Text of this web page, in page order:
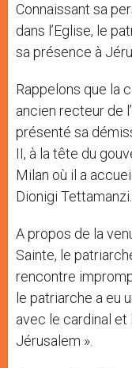
Connaissant sa
dans l’Eglise, le
sa présence à
Rappelons que la
ancien recteur de
présenté sa
II, à la tête du
Milan où il a
Dionigi Tettamanzi.
A propos de la
Sainte, le
rencontre
le patriarche a eu
avec le cardinal et
Jérusalem ».